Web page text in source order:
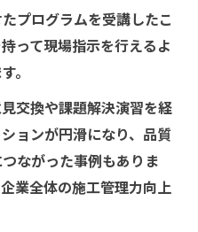
プログラムを受講したこ
って現場指示を行えるよ
。
交換や課題解決演習を経
ョンが円滑になり、品質
ながった事例もありま
業全体の施工管理力向上